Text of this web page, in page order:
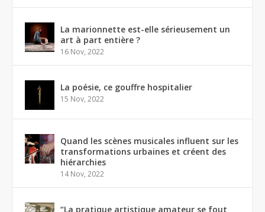
La marionnette est-elle sérieusement un
art à part entière ?
16 Nov, 2022
La poésie, ce gouffre hospitalier
15 Nov, 2022
Quand les scènes musicales influent sur les
transformations urbaines et créent des
hiérarchies
14 Nov, 2022
“La pratique artistique amateur se fout